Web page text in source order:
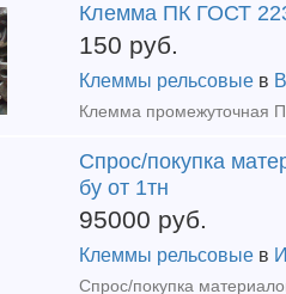
Клемма ПК ГОСТ
150 руб.
Клеммы рельсовые в
Спрос/покупка
бу от 1тн
95000 руб.
Клеммы рельсовые в